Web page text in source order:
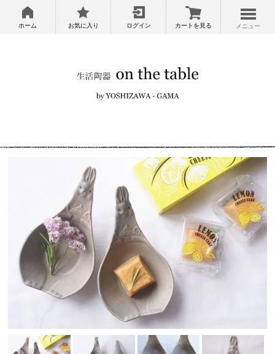
ホーム お気に入り ログイン カートを見る メニュー